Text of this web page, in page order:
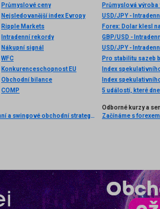
Průmyslové ceny
Nejsledovanější index Evropy
Ripple Markets
Intradenní rekordy
Nákupní signál
WFC
Konkurenceschopnost EU
Obchodní bilance
COMP
Průmyslová výroba
USD/JPY -
GBP/USD -
USD/JPY -
Pro stabilitu sazeb
Index
Index
5 událostí, které
Kniha "FOREX – Ziskové intradenní a swingové obchodní strategie" od Kathy Lien vychází v češtině!
Odborné kurzy a
Začínáme s